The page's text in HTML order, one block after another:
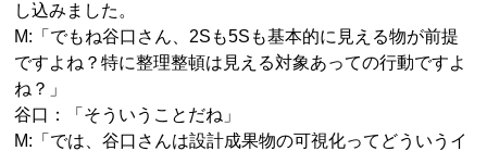
し込みました。
M:「でもね谷口さん、2Sも5Sも基本的に見える物が前提
ですよね？特に整理整頓は見える対象あっての行動ですよ
ね？」
谷口：「そういうことだね」
M:「では、谷口さんは設計成果物の可視化ってどういうイ